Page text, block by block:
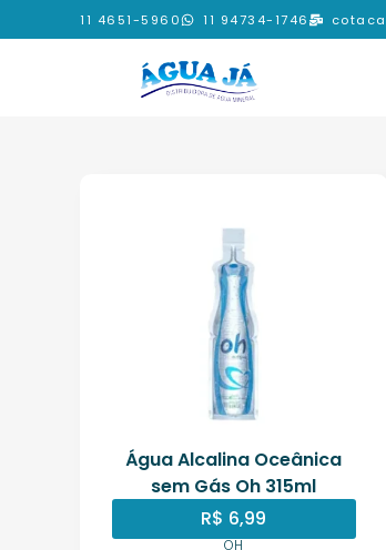
11 4651-5960 11 94734-1746
Água Alcalina Oceânica
sem Gás Oh 315ml
R$ 6,99
OH